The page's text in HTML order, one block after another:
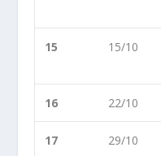
15 15/10
16 22/10
17 29/10